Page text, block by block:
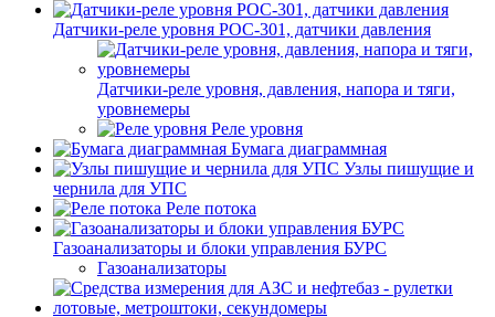
Датчики-реле уровня РОС-301, датчики давления
Датчики-реле уровня, давления, напора и тяги,
уровнемеры
Реле уровня
Бумага диаграммная
Узлы пишущие и
чернила для УПС
Реле потока
Газоанализаторы и блоки управления БУРС
Газоанализаторы